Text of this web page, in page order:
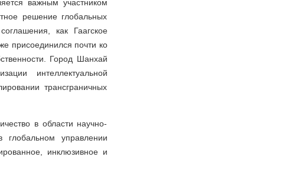
важным участником
решение глобальных
как Гаагское
присоединился почти ко
Город Шанхай
интеллектуальной
трансграничных
в области научно-
глобальном управлении
инклюзивное и